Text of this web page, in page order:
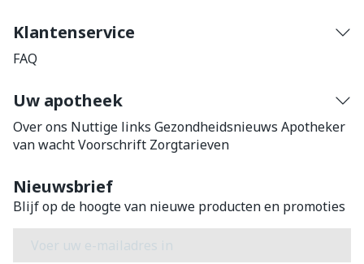
Klantenservice
FAQ
Uw apotheek
Over ons Nuttige links Gezondheidsnieuws Apotheker
van wachtVoorschrift Zorgtarieven
Nieuwsbrief
Blijf op de hoogte van nieuwe producten en promoties